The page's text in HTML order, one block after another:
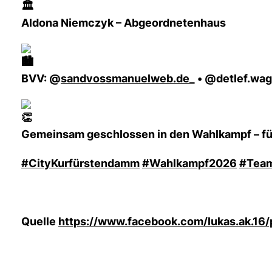
Aldona Niemczyk – Abgeordnetenhaus
BVV: @sandvossmanuelweb.de _ •
Gemeinsam geschlossen in den Wahlkampf –
#CityKurfürstendamm#Wahlkampf2026
Quelle https://www.facebook.com/lukas.ak.16/